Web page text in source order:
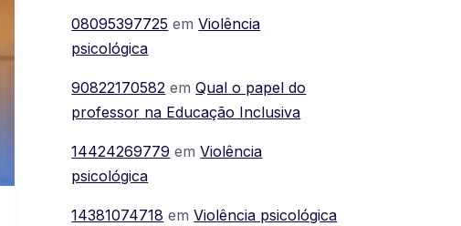
08095397725 emViolência
psicológica
90822170582 emQual o papel do
professor na Educação Inclusiva
14424269779 emViolência
psicológica
14381074718 emViolência psicológica